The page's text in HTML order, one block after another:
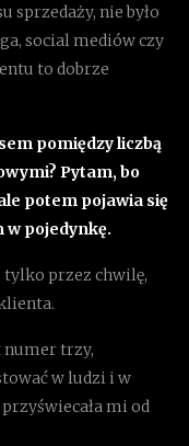
sprzedaży, nie było
social mediów czy
to dobrze
pomiędzy liczbą
Pytam, bo
potem pojawia się
w pojedynkę.
tylko przez chwilę,
numer trzy,
w ludzi i w
mi od